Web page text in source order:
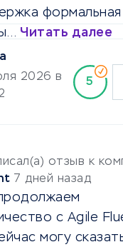
формальная
Читать далее
2026 в
5
отзыв к
7 дней назад
с Agile
могу